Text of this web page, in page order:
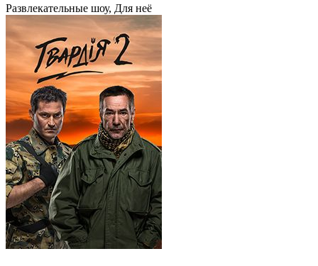
Развлекательные шоу, Для неё